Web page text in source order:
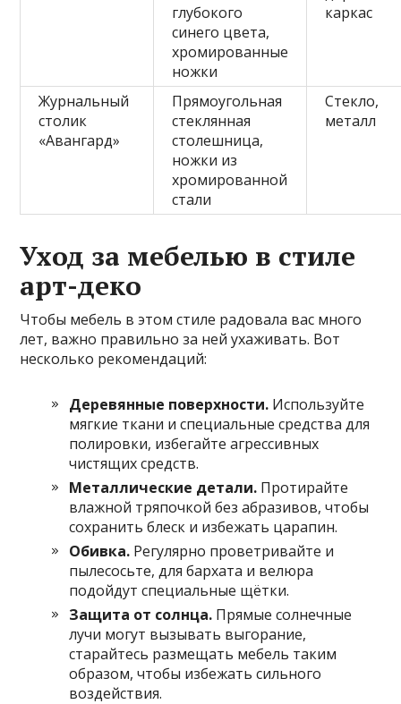
глубокого
синего цвета,
хромированные
ножки
каркас
Журнальный
столик
«Авангард»
Прямоугольная
стеклянная
столешница,
ножки из
хромированной
стали
Стекло,
металл
Уход за мебелью в стиле
арт-деко
Чтобы мебель в этом стиле радовала вас много
лет, важно правильно за ней ухаживать. Вот
несколько рекомендаций:
Деревянные поверхности. Используйте
мягкие ткани и специальные средства для
полировки, избегайте агрессивных
чистящих средств.
Металлические детали. Протирайте
влажной тряпочкой без абразивов, чтобы
сохранить блеск и избежать царапин.
Обивка. Регулярно проветривайте и
пылесосьте, для бархата и велюра
подойдут специальные щётки.
Защита от солнца. Прямые солнечные
лучи могут вызывать выгорание,
старайтесь размещать мебель таким
образом, чтобы избежать сильного
воздействия.